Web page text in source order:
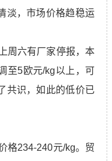
淡，市场价格趋稳运
周六有厂家停报，本
至5欧元/kg以上，可
共识，如此的低价已
格234-240元/kg。贸